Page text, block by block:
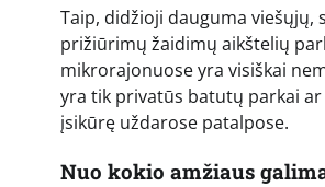
Taip, didžioji dauguma viešųjų,
prižiūrimų žaidimų aikštelių
mikrorajonuose yra visiškai
yra tik privatūs batutų parkai
įsikūrę uždarose patalpose.
Nuo kokio amžiaus